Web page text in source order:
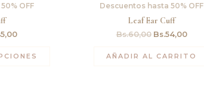
OFF
es:
Descuentos hasta 50% OFF
Leaf Ear Cuff
Bs.60,00
era:
Bs.60,00.
Bs.54,00
es:
AÑADIR AL CARRITO